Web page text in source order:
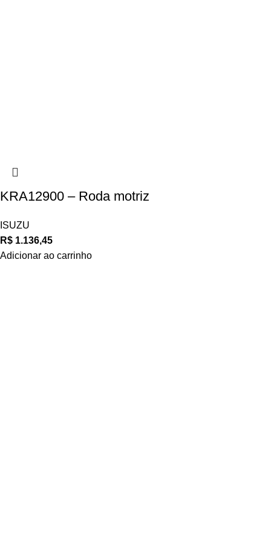
KRA12900 – Roda motriz
ISUZU
R$ 1.136,45
Adicionar ao carrinho